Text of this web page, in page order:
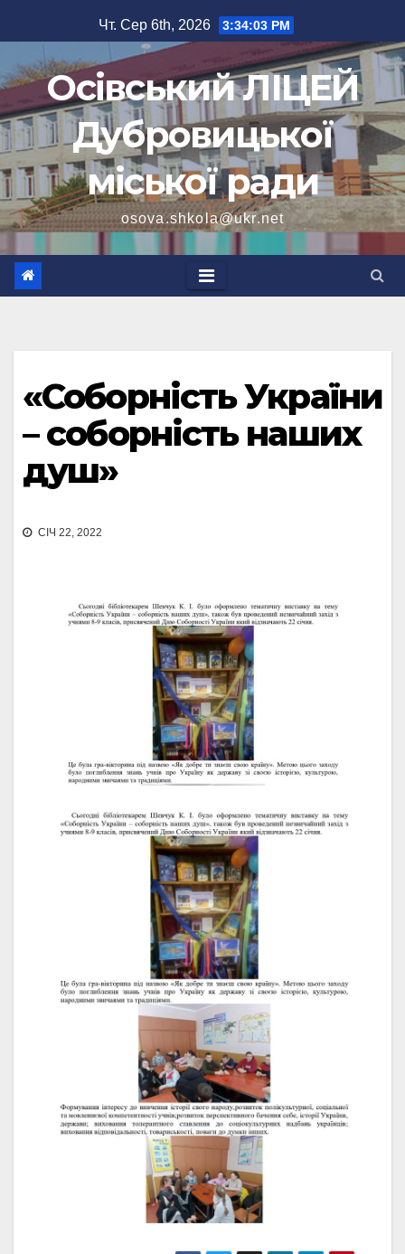
до
вмісту
Чт. Сер 6th, 2026 3:34:04 PM
Осівський ЛІЦЕЙ
Дубровицької
міської ради
osova.shkola@ukr.net
«Соборність України
– соборність наших
душ»
СІЧ 22, 2022